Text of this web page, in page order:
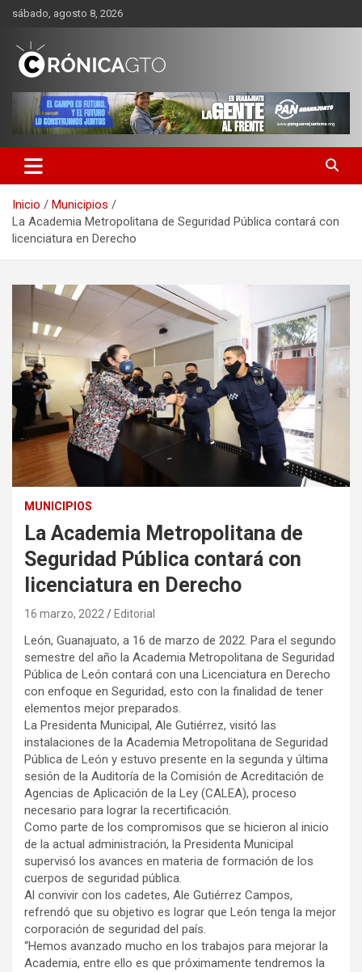
Saltar
contenido
sábado, agosto 8, 2026
CRONICA GUANAJUATO
Inicio
Municipios
La Academia Metropolitana de Seguridad Pública contará con
licenciatura en Derecho
MUNICIPIOS
La Academia Metropolitana de
Seguridad Pública contará con
licenciatura en Derecho
16 marzo, 2022 Editorial
León, Guanajuato, a 16 de marzo de 2022. Para el segundo
semestre del año la Academia Metropolitana de Seguridad
Pública de León contará con una Licenciatura en Derecho
con enfoque en Seguridad, esto con la finalidad de tener
elementos mejor preparados.
La Presidenta Municipal, Ale Gutiérrez, visitó las
instalaciones de la Academia Metropolitana de Seguridad
Pública de León y estuvo presente en la segunda y última
sesión de la Auditoría de la Comisión de Acreditación de
Agencias de Aplicación de la Ley (CALEA), proceso
necesario para lograr la recertificación.
Como parte de los compromisos que se hicieron al inicio
de la actual administración, la Presidenta Municipal
supervisó los avances en materia de formación de los
cuerpos de seguridad pública.
Al convivir con los cadetes, Ale Gutiérrez Campos,
refrendó que su objetivo es lograr que León tenga la mejor
corporación de seguridad del país.
“Hemos avanzado mucho en los trabajos para mejorar la
Academia, entre ello es que próximamente tendremos la